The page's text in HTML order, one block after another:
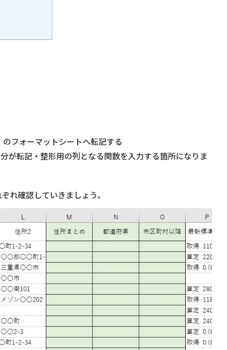
フォーマットシートへ転記する
が転記・整形用の列となる関数を入力する箇所になりま
れ確認していきましょう。